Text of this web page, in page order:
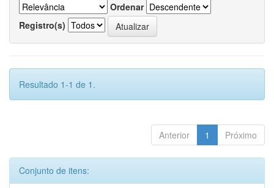
Ordenar
Registro(s)
Resultado 1-1 de 1.
Anterior 1 Próximo
Conjunto de itens: